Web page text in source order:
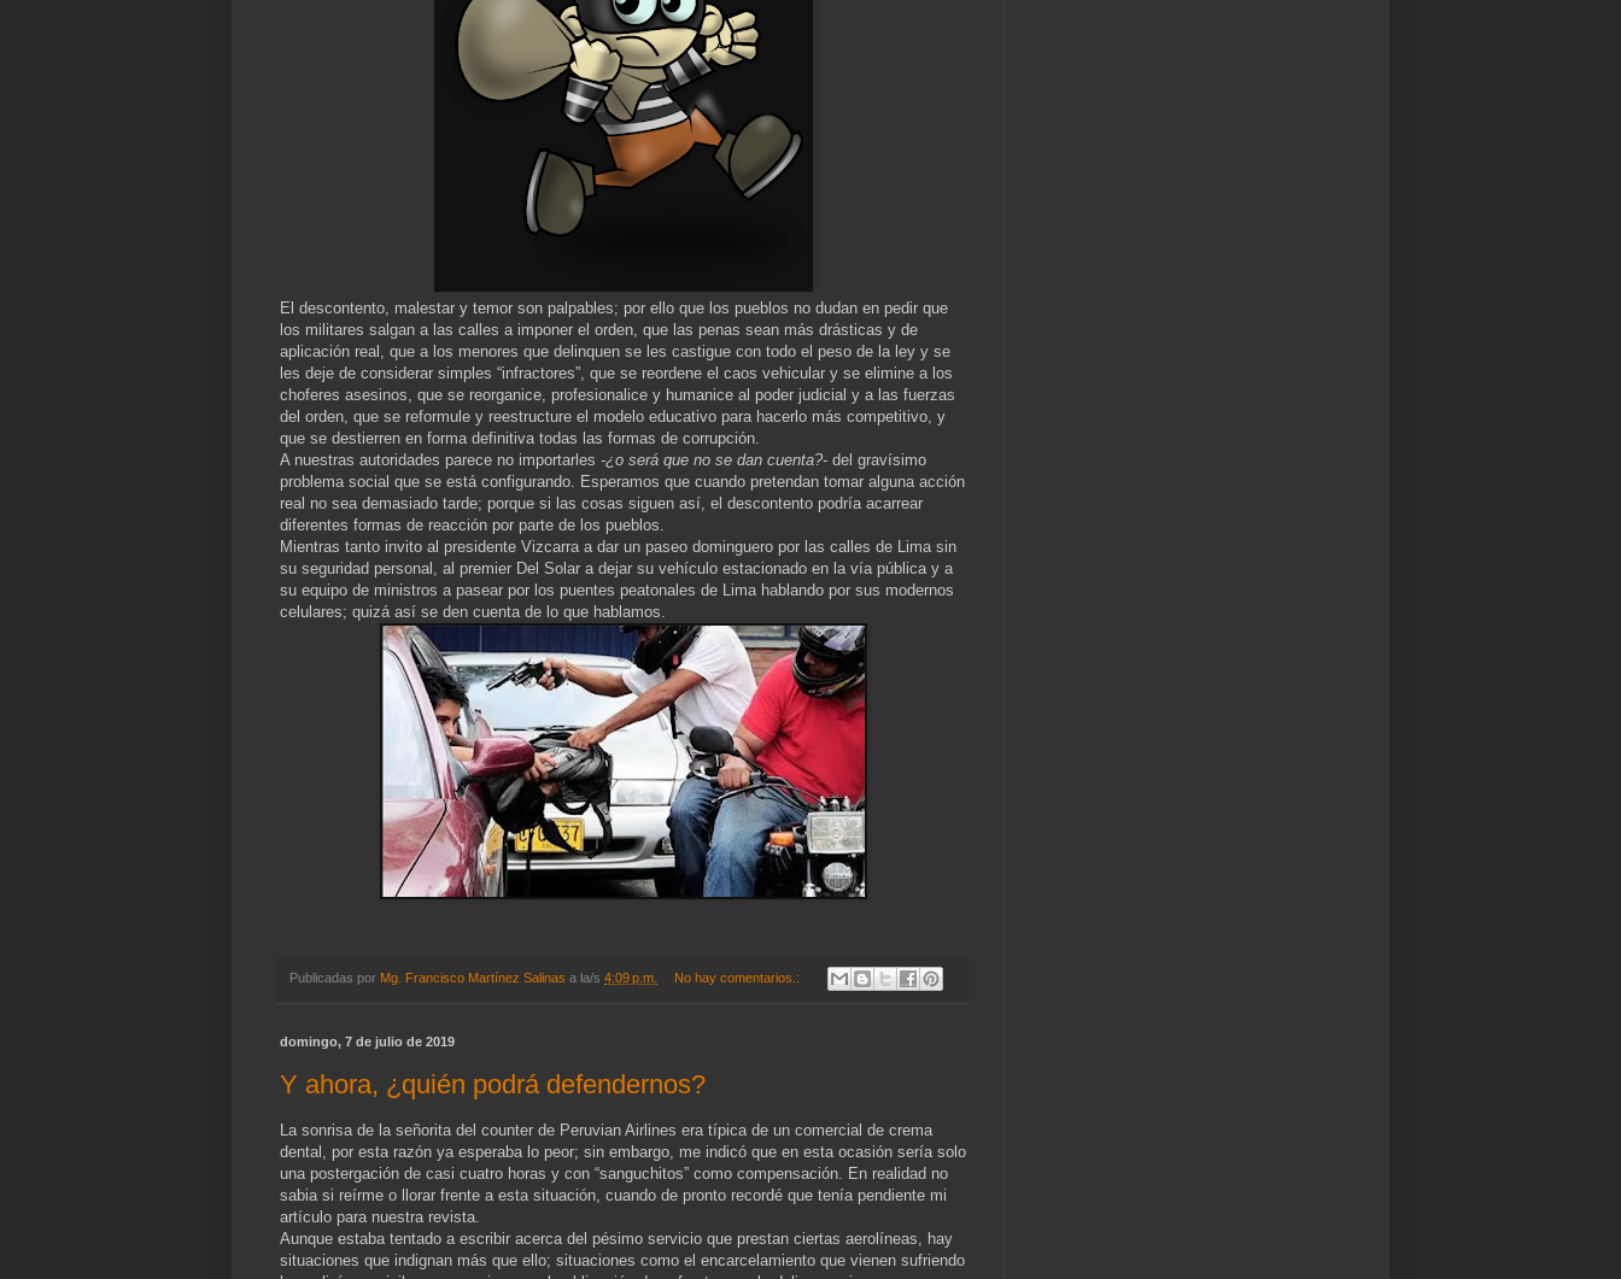
El descontento, malestar y temor son palpables; por ello que los pueblos no dudan en pedir que
los militares salgan a las calles a imponer el orden, que las penas sean más drásticas y de
aplicación real, que a los menores que delinquen se les castigue con todo el peso de la ley y se
les deje de considerar simples “infractores”, que se reordene el caos vehicular y se elimine a los
choferes asesinos, que se reorganice, profesionalice y humanice al poder judicial y a las fuerzas
del orden, que se reformule y reestructure el modelo educativo para hacerlo más competitivo, y
que se destierren en forma definitiva todas las formas de corrupción.
A nuestras autoridades parece no importarles -¿o será que no se dan cuenta?- del gravísimo
problema social que se está configurando. Esperamos que cuando pretendan tomar alguna acción
real no sea demasiado tarde; porque si las cosas siguen así, el descontento podría acarrear
diferentes formas de reacción por parte de los pueblos.
Mientras tanto invito al presidente Vizcarra a dar un paseo dominguero por las calles de Lima sin
su seguridad personal, al premier Del Solar a dejar su vehículo estacionado en la vía pública y a
su equipo de ministros a pasear por los puentes peatonales de Lima hablando por sus modernos
celulares; quizá así se den cuenta de lo que hablamos.
Publicadas por Mg. Francisco Martínez Salinas a la/s 4:09 p.m. No hay comentarios.:
domingo, 7 de julio de 2019
Y ahora, ¿quién podrá defendernos?
La sonrisa de la señorita del counter de Peruvian Airlines era típica de un comercial de crema
dental, por esta razón ya esperaba lo peor; sin embargo, me indicó que en esta ocasión sería solo
una postergación de casi cuatro horas y con “sanguchitos” como compensación. En realidad no
sabia si reírme o llorar frente a esta situación, cuando de pronto recordé que tenía pendiente mi
artículo para nuestra revista.
Aunque estaba tentado a escribir acerca del pésimo servicio que prestan ciertas aerolíneas, hay
situaciones que indignan más que ello; situaciones como el encarcelamiento que vienen sufriendo